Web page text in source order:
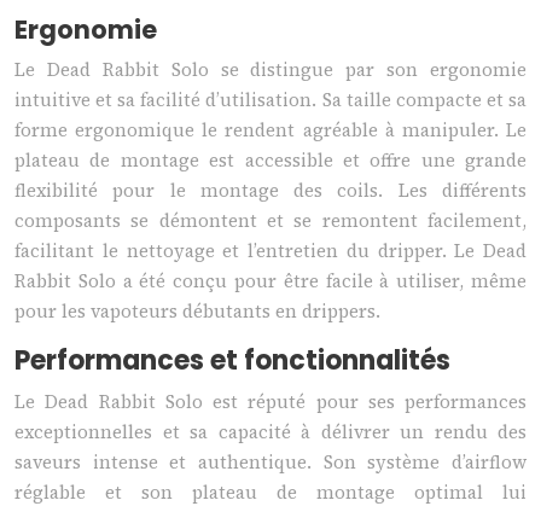
Ergonomie
Le Dead Rabbit Solo se distingue par son ergonomie
intuitive et sa facilité d’utilisation. Sa taille compacte et sa
forme ergonomique le rendent agréable à manipuler. Le
plateau de montage est accessible et offre une grande
flexibilité pour le montage des coils. Les différents
composants se démontent et se remontent facilement,
facilitant le nettoyage et l’entretien du dripper. Le Dead
Rabbit Solo a été conçu pour être facile à utiliser, même
pour les vapoteurs débutants en drippers.
Performances et fonctionnalités
Le Dead Rabbit Solo est réputé pour ses performances
exceptionnelles et sa capacité à délivrer un rendu des
saveurs intense et authentique. Son système d’airflow
réglable et son plateau de montage optimal lui